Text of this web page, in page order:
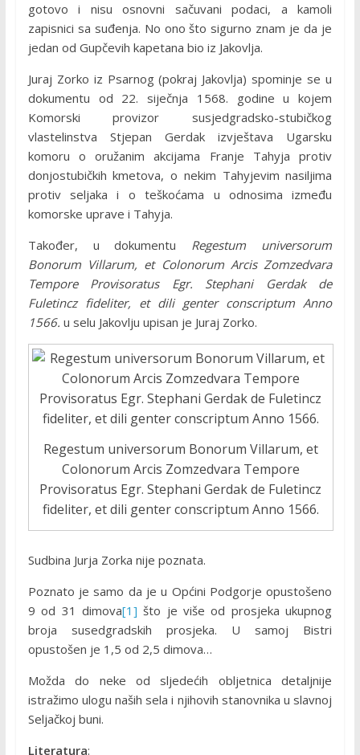
gotovo i nisu osnovni sačuvani podaci, a kamoli
zapisnici sa suđenja. No ono što sigurno znam je da je
jedan od Gupčevih kapetana bio iz Jakovlja.
Juraj Zorko iz Psarnog (pokraj Jakovlja) spominje se u
dokumentu od 22. siječnja 1568. godine u kojem
Komorski provizor susjedgradsko-stubičkog
vlastelinstva Stjepan Gerdak izvještava Ugarsku
komoru o oružanim akcijama Franje Tahyja protiv
donjostubičkih kmetova, o nekim Tahyjevim nasiljima
protiv seljaka i o teškoćama u odnosima između
komorske uprave i Tahyja.
Također, u dokumentu Regestum universorum
Bonorum Villarum, et Colonorum Arcis Zomzedvara
Tempore Provisoratus Egr. Stephani Gerdak de
Fuletincz fideliter, et dili genter conscriptum Anno
1566. u selu Jakovlju upisan je Juraj Zorko.
Regestum universorum Bonorum Villarum, et
Colonorum Arcis Zomzedvara Tempore
Provisoratus Egr. Stephani Gerdak de Fuletincz
fideliter, et dili genter conscriptum Anno 1566.
Sudbina Jurja Zorka nije poznata.
Poznato je samo da je u Općini Podgorje opustošeno
9 od 31 dimova[1] što je više od prosjeka ukupnog
broja susedgradskih prosjeka. U samoj Bistri
opustošen je 1,5 od 2,5 dimova…
Možda do neke od sljedećih obljetnica detaljnije
istražimo ulogu naših sela i njihovih stanovnika u slavnoj
Seljačkoj buni.
Literatura: